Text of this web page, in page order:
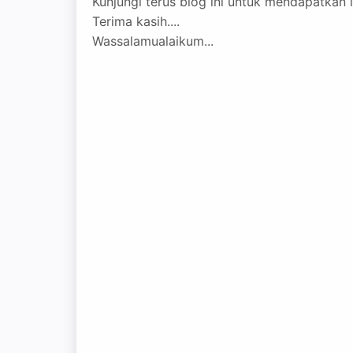
Terima kasih....
Wassalamualaikum...